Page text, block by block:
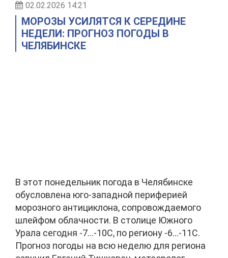
02.02.2026 14:21
МОРОЗЫ УСИЛЯТСЯ К СЕРЕДИНЕ
НЕДЕЛИ: ПРОГНОЗ ПОГОДЫ В
ЧЕЛЯБИНСКЕ
В этот понедельник погода в Челябинске
обусловлена юго-западной периферией
морозного антициклона, сопровождаемого
шлейфом облачности. В столице Южного
Урала сегодня -7…-10С, по региону -6…-11С.
Прогноз погоды на всю неделю для региона